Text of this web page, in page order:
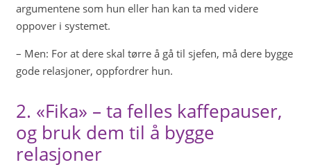
argumentene som hun eller han kan ta med videre
oppover i systemet.
– Men: For at dere skal tørre å gå til sjefen, må dere bygge
gode relasjoner, oppfordrer hun.
2. «Fika» – ta felles kaffepauser,
og bruk dem til å bygge
relasjoner